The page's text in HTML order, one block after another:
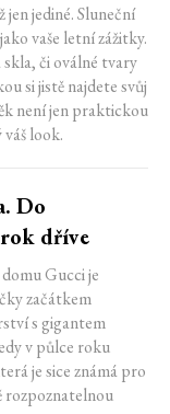
jediné. Sluneční
vaše letní zážitky.
či oválné tvary
si jistě najdete svůj
není jen praktickou
look.
Do
dříve
Gucci je
začátkem
s gigantem
v půlce roku
je sice známá pro
rozpoznatelnou